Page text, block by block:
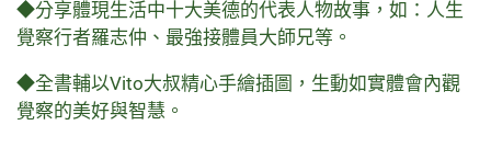
◆分享體現生活中十大美德的代表人物故事，如：人生
覺察行者羅志仲、最強接體員大師兄等。
◆全書輔以Vito大叔精心手繪插圖，生動如實體會內觀
覺察的美好與智慧。